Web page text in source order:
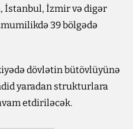
İstanbul, İzmir və digər
39 bölgədə
dövlətin bütövlüyünə
yaradan strukturlara
etdiriləcək.